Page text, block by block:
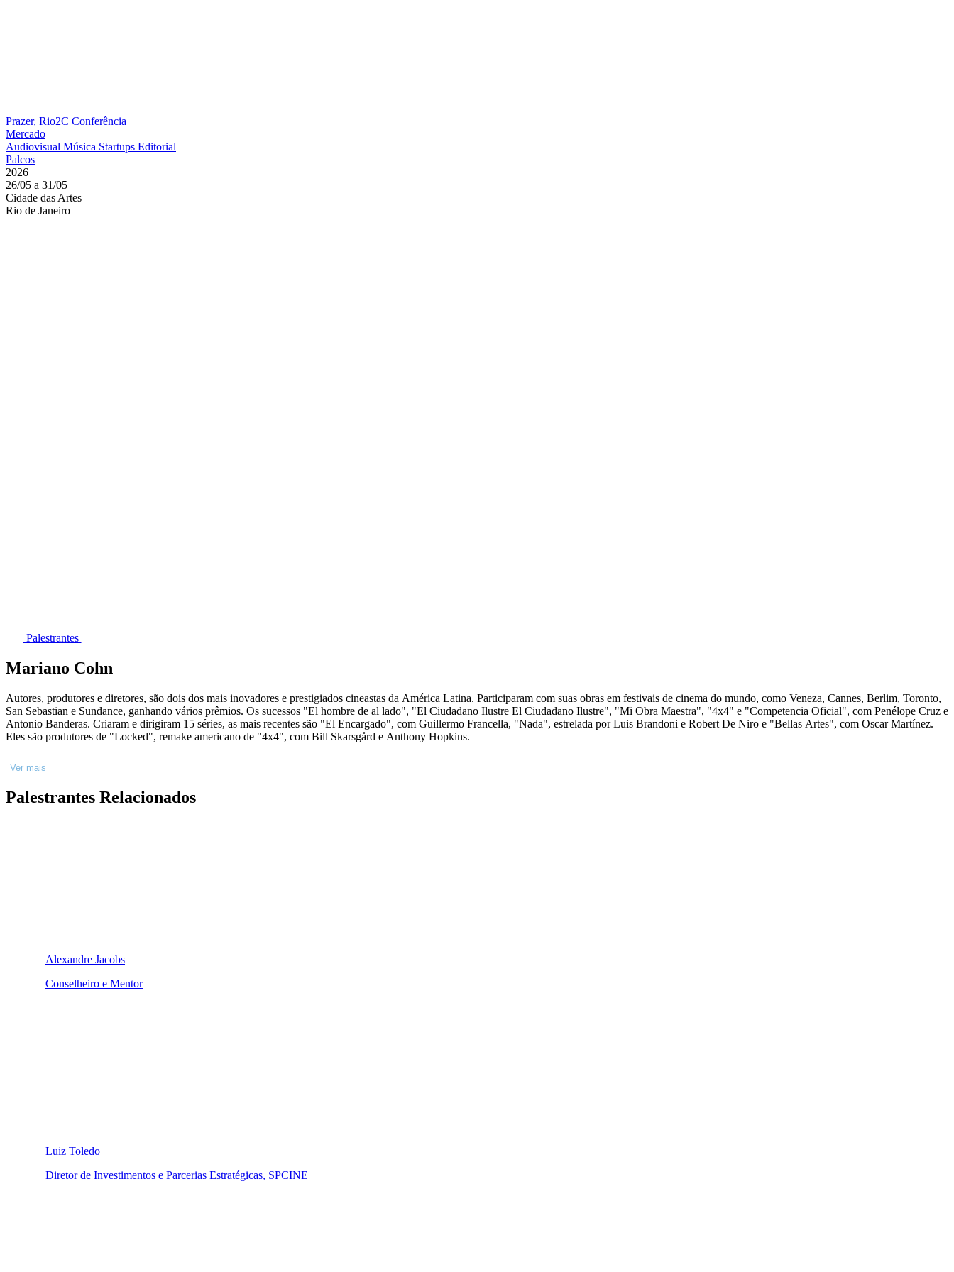
Prazer, Rio2C Conferência
Mercado
Audiovisual Música Startups Editorial
Palcos
2026
26/05 a 31/05
Cidade das Artes
Rio de Janeiro
Palestrantes
Mariano Cohn
Autores, produtores e diretores, são dois dos mais inovadores e prestigiados cineastas da América Latina. Participaram com suas obras em festivais de cinema do mundo, como Veneza, Cannes, Berlim, Toronto,
San Sebastian e Sundance, ganhando vários prêmios. Os sucessos "El hombre de al lado", "El Ciudadano Ilustre El Ciudadano Ilustre", "Mi Obra Maestra", "4x4" e "Competencia Oficial", com Penélope Cruz e
Antonio Banderas. Criaram e dirigiram 15 séries, as mais recentes são "El Encargado", com Guillermo Francella, "Nada", estrelada por Luis Brandoni e Robert De Niro e "Bellas Artes", com Oscar Martínez.
Eles são produtores de "Locked", remake americano de "4x4", com Bill Skarsgård e Anthony Hopkins.
Ver mais
Palestrantes Relacionados
Alexandre Jacobs
Conselheiro e Mentor
Luiz Toledo
Diretor de Investimentos e Parcerias Estratégicas, SPCINE